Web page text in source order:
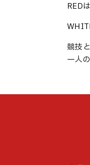
RED
競技
一人